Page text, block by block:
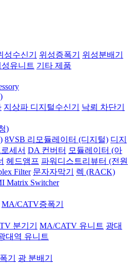
성수신기 위성증폭기
위성분배기
성유니트 기타 제품
지상파 디지털수신기
낙뢰 차단기
)
8VSB 리모듈레이터 (디지털) 디지
세서 DA 컨버터 모듈레이터 (아
헤드앰프 파워디스트리뷰터 (전원
Filter 문자자막기
렉 (RACK)
Matrix Switcher
MA/CATV증폭기
분기기 MA/CATV 유니트 광대
대역 유니트
기
광 분배기